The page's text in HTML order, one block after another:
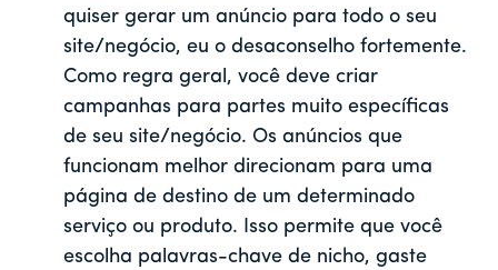
quiser gerar um anúncio para todo o seu
site/negócio, eu o desaconselho fortemente.
Como regra geral, você deve criar
campanhas para partes muito específicas
de seu site/negócio. Os anúncios que
funcionam melhor direcionam para uma
página de destino de um determinado
serviço ou produto. Isso permite que você
escolha palavras-chave de nicho, gaste